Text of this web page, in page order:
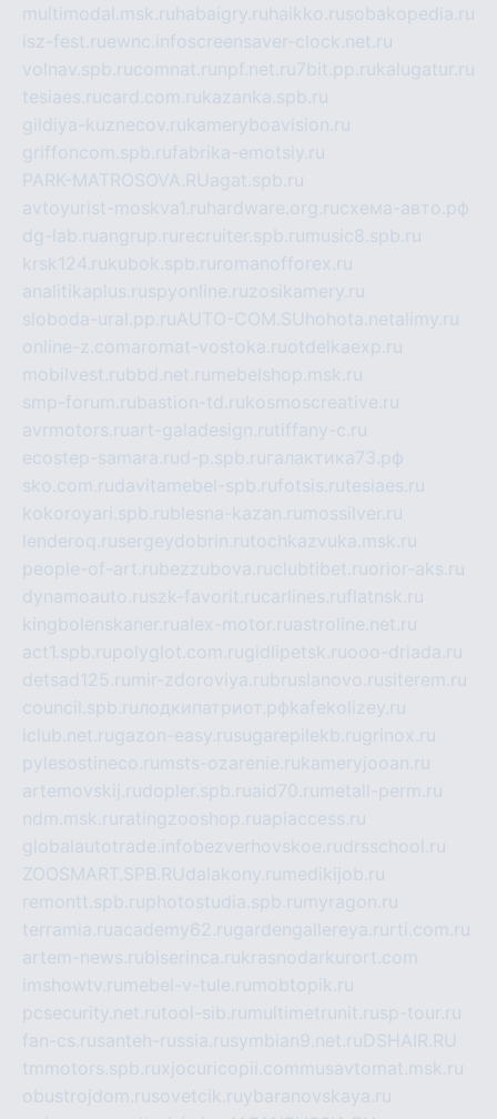
multimodal.msk.ru habaigry.ru haikko.rusobakopedia.ru
isz-fest.ruewnc.infoscreensaver-clock.net.ru
volnav.spb.rucomnat.ru npf.net.ru 7bit.pp.rukalugatur.ru
tesiaes.rucard.com.rukazanka.spb.ru
gildiya-kuznecov.rukameryboavision.ru
griffoncom.spb.rufabrika-emotsiy.ru
PARK-MATROSOVA.RUagat.spb.ru
avtoyurist-moskva1.ru hardware.org.ruсхема-авто.рф
dg-lab.ruangrup.ru recruiter.spb.ru music8.spb.ru
krsk124.rukubok.spb.ru romanofforex.ru
analitikaplus.ruspyonline.ruzosikamery.ru
sloboda-ural.pp.ruAUTO-COM.SU hohota.net alimy.ru
online-z.comaromat-vostoka.ruotdelkaexp.ru
mobilvest.rubbd.net.ru mebelshop.msk.ru
smp-forum.rubastion-td.rukosmoscreative.ru
avrmotors.ruart-galadesign.rutiffany-c.ru
ecostep-samara.rud-p.spb.ru галактика73.рф
sko.com.rudavitamebel-spb.rufotsis.rutesiaes.ru
kokoroyari.spb.rublesna-kazan.ru mossilver.ru
lenderoq.rusergeydobrin.rutochkazvuka.msk.ru
people-of-art.rubezzubova.ruclubtibet.ruorior-aks.ru
dynamoauto.ruszk-favorit.rucarlines.ruflatnsk.ru
kingbolenskaner.rualex-motor.ruastroline.net.ru
act1.spb.rupolyglot.com.rugidlipetsk.ruooo-driada.ru
detsad125.ru mir-zdoroviya.rubruslanovo.rusiterem.ru
council.spb.ruлодкипатриот.рфkafekolizey.ru
iclub.net.rugazon-easy.rusugarepilekb.rugrinox.ru
pylesostineco.ru msts-ozarenie.rukameryjooan.ru
artemovskij.rudopler.spb.ruaid70.ru metall-perm.ru
ndm.msk.ru ratingzooshop.ruapiaccess.ru
globalautotrade.info bezverhovskoe.rudrsschool.ru
ZOOSMART.SPB.RUdalakony.ru medikijob.ru
remontt.spb.ruphotostudia.spb.ru myragon.ru
terramia.ruacademy62.rugardengallereya.ru rti.com.ru
artem-news.rubiserinca.rukrasnodarkurort.com
imshowtv.ru mebel-v-tule.ru mobtopik.ru
pcsecurity.net.rutool-sib.ru multimetrunit.rusp-tour.ru
fan-cs.rusanteh-russia.rusymbian9.net.ruDSHAIR.RU
tmmotors.spb.ruxjocuricopii.com musavtomat.msk.ru
obustrojdom.rusovetcik.ruybaranovskaya.ru